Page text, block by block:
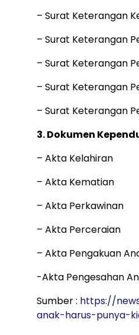
– Surat Keterangan
– Surat Keterangan
– Surat Keterangan
– Surat Keterangan
– Surat Keterangan
3. Dokumen
– Akta Kelahiran
– Akta Kematian
– Akta Perkawinan
– Akta Perceraian
– Akta Pengakuan
-Akta Pengesahan
Sumber : https://
anak-harus-punya-